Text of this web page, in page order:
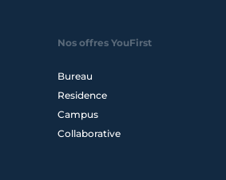
Nos offres YouFirst
Bureau
Residence
Campus
Collaborative